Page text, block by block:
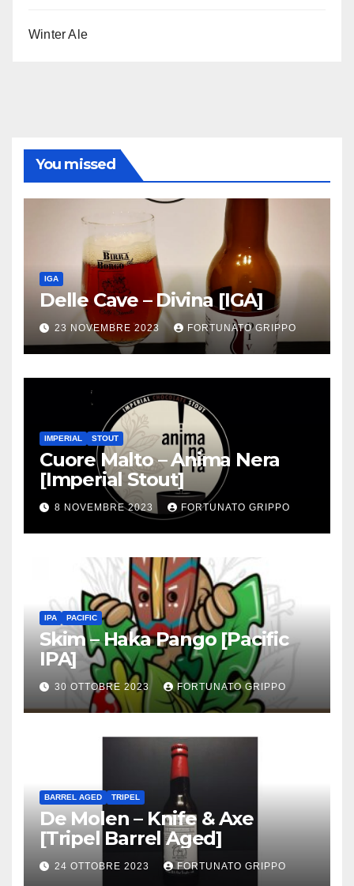
Winter Ale
You missed
IGA
Delle Cave – Divina [IGA]
23 NOVEMBRE 2023 FORTUNATO GRIPPO
IMPERIAL STOUT
Cuore Malto – Anima Nera
[Imperial Stout]
8 NOVEMBRE 2023 FORTUNATO GRIPPO
IPA PACIFIC
Skim – Haka Pango [Pacific
IPA]
30 OTTOBRE 2023 FORTUNATO GRIPPO
BARREL AGED TRIPEL
De Molen – Knife & Axe
[Tripel Barrel Aged]
24 OTTOBRE 2023 FORTUNATO GRIPPO